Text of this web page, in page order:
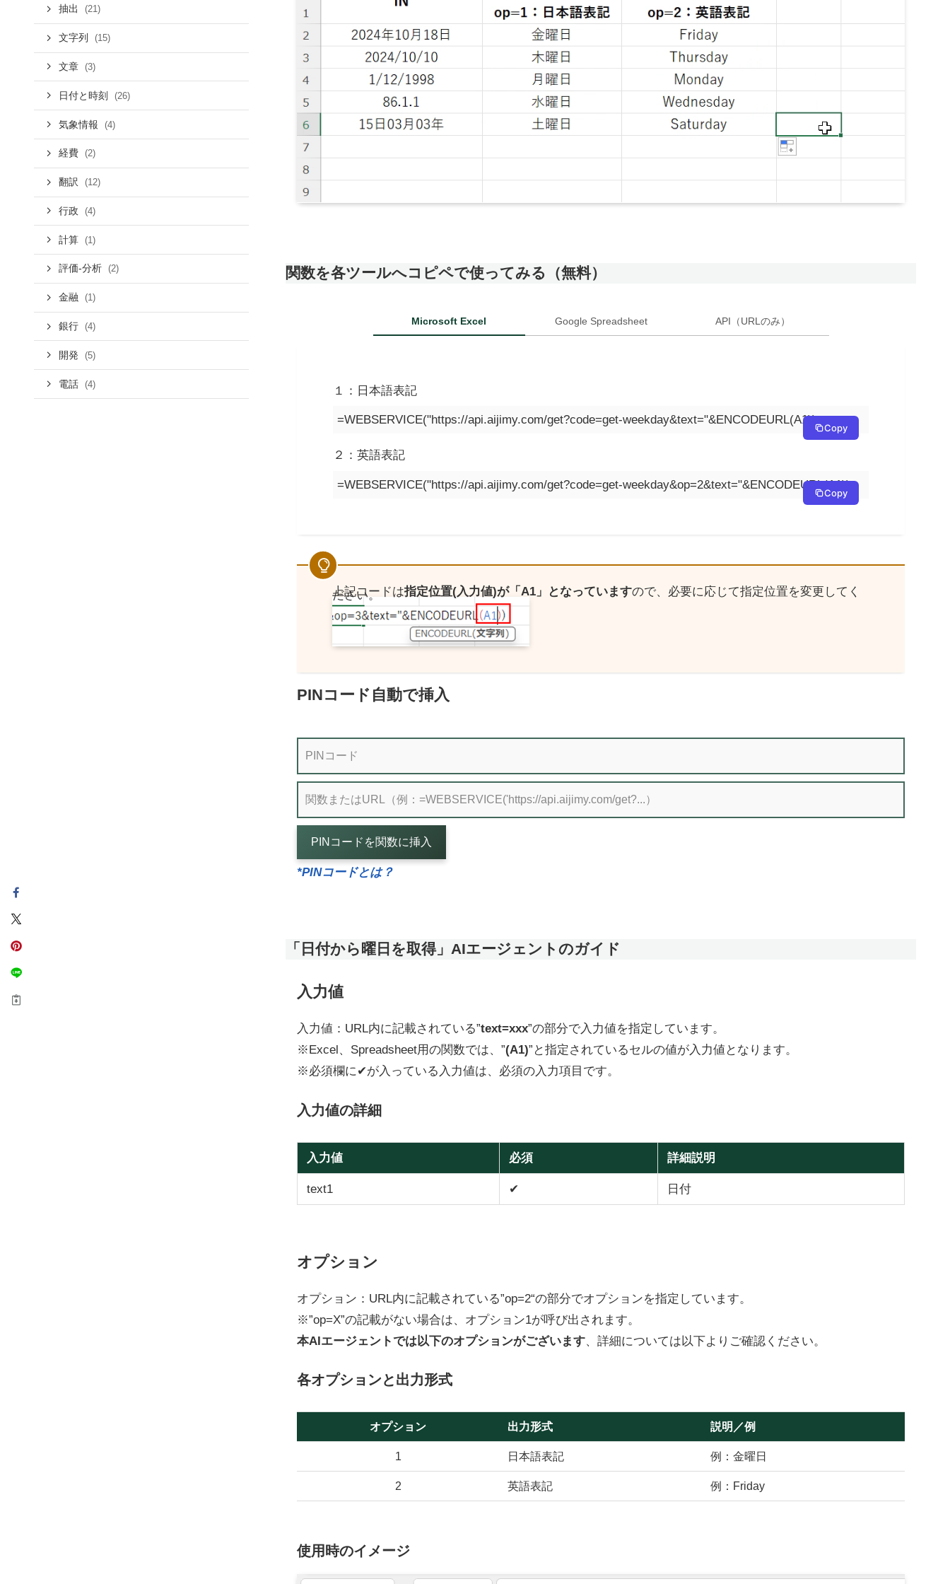
関数を各ツールへコピペで使ってみる（無料）
Microsoft Excel Google Spreadsheet API（URLのみ）
１：日本語表記
=WEBSERVICE("https://api.aijimy.com/get?code=get-weekday&text="&ENCODEURL(A1))
Copy
２：英語表記
=WEBSERVICE("https://api.aijimy.com/get?code=get-weekday&op=2&text="&ENCODEURL(A1))
Copy
上記コードは指定位置(入力値)が「A1」となっていますので、必要に応じて指定位置を変更してく
ださい。
PINコード自動で挿入
PINコードを関数に挿入
*PINコードとは？
「日付から曜日を取得」AIエージェントのガイド
入力値
入力値：URL内に記載されている”text=xxx”の部分で入力値を指定しています。
※Excel、Spreadsheet用の関数では、”(A1)”と指定されているセルの値が入力値となります。
※必須欄に✔が入っている入力値は、必須の入力項目です。
入力値の詳細
入力値 必須 詳細説明
text1 ✔ 日付
オプション
オプション：URL内に記載されている”op=2“の部分でオプションを指定しています。
※”op=X”の記載がない場合は、オプション1が呼び出されます。
本AIエージェントでは以下のオプションがございます、詳細については以下よりご確認ください。
各オプションと出力形式
オプション 出力形式 説明／例
1 日本語表記 例：金曜日
2 英語表記 例：Friday
使用時のイメージ
抽出 (21)
文字列 (15)
文章 (3)
日付と時刻 (26)
気象情報 (4)
経費 (2)
翻訳 (12)
行政 (4)
計算 (1)
評価-分析 (2)
金融 (1)
銀行 (4)
開発 (5)
電話 (4)